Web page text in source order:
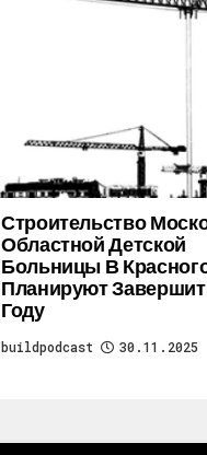
Строительство
Областной Детской
Больницы В
Планируют
Году
buildpodcast 30.11.2025